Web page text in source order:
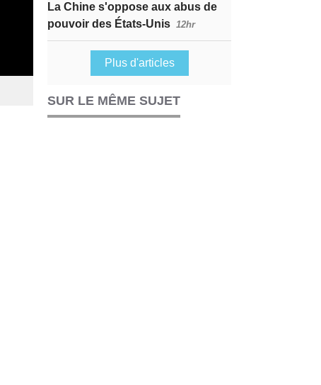
La Chine s'oppose aux abus de
pouvoir des États-Unis 12hr
Plus d'articles
SUR LE MÊME SUJET